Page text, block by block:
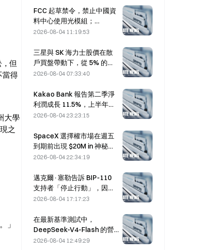
但
當得
大學
之
」
FCC 起草禁令，禁止中國資
料中心使用光模組；
Xinyuan 的 27% 市占率可能
2026-08-04 11:19:53
三星與 SK 海力士股價在散
戶買盤帶動下，從 5% 的跌
幅中回升
2026-08-04 07:33:40
Kakao Bank 報告第二季淨
利潤成長 11.5%，上半年獲
利創歷史新高
2026-08-04 23:23:15
SpaceX 選擇權市場在週五
到期前出現 $20M in 神秘的
330 美元履約價買權部位
2026-08-04 22:34:19
邁克爾·塞勒告訴 BIP-110
支持者「停止行動」，因礦
工支持率停滯於 2.70%。
2026-08-04 17:17:23
在最新基準測試中，
DeepSeek-V4-Flash 的營
運成本在主流 AI 模型中最
2026-08-04 12:49:29